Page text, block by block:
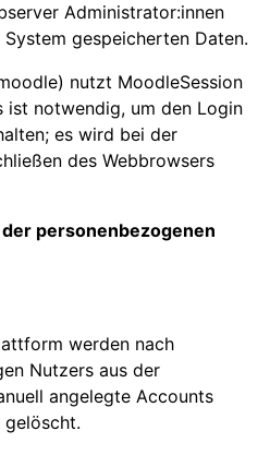
Administrator:innen
gespeicherten Daten.
nutzt MoodleSession
ist notwendig, um den Login
es wird bei der
des Webbrowsers
personenbezogenen
werden nach
Nutzers aus der
angelegte Accounts
gelöscht.